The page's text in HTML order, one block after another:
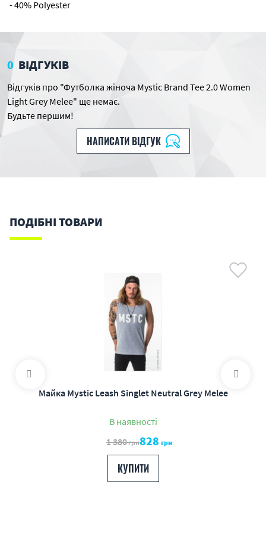
- 40% Polyester
0 ВІДГУКІВ
Відгуків про "Футболка жіноча Mystic Brand Tee 2.0 Women
Light Grey Melee" ще немає.
Будьте першим!
НАПИСАТИ ВІДГУК
ПОДІБНІ ТОВАРИ
Майка Mystic Leash Singlet Neutral Grey Melee
В наявності
1 380грн828 грн
КУПИТИ